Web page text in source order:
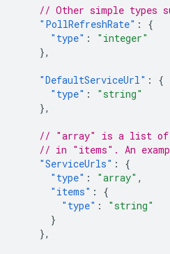
// Other simple types
"PollRefreshRate" :
{
"type" :
"integer"
},
"DefaultServiceUrl" :
{
"type" :
"string"
},
// "array" is a list of
// in "items". An
"ServiceUrls" :
{
"type" : "array" ,
"items" :
{
"type" :
"string"
}
},